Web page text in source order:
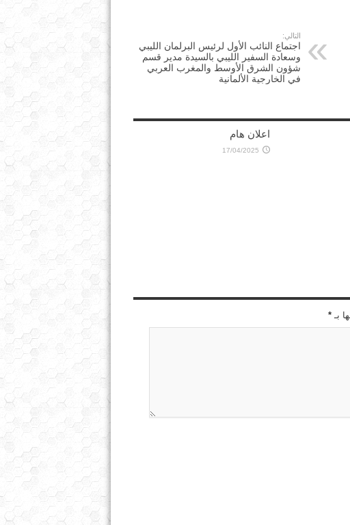
التالي:
اجتماع النائب الأول لرئيس البرلمان الليبي
وسعادة السفير الليبي بالسيدة مدير قسم
شؤون الشرق الأوسط والمغرب العربي
في الخارجية الألمانية
اعلان هام
17/04/2025
بـ*